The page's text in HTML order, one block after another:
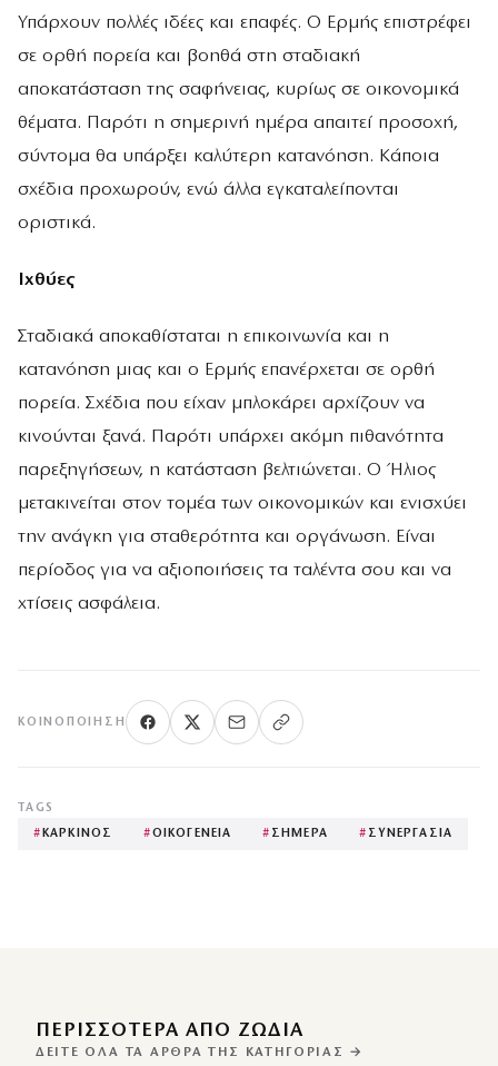
Υπάρχουν πολλές ιδέες και επαφές. Ο Ερμής επιστρέφει
σε ορθή πορεία και βοηθά στη σταδιακή
αποκατάσταση της σαφήνειας, κυρίως σε οικονομικά
θέματα. Παρότι η σημερινή ημέρα απαιτεί προσοχή,
σύντομα θα υπάρξει καλύτερη κατανόηση. Κάποια
σχέδια προχωρούν, ενώ άλλα εγκαταλείπονται
οριστικά.
Ιχθύες
Σταδιακά αποκαθίσταται η επικοινωνία και η
κατανόηση μιας και ο Ερμής επανέρχεται σε ορθή
πορεία. Σχέδια που είχαν μπλοκάρει αρχίζουν να
κινούνται ξανά. Παρότι υπάρχει ακόμη πιθανότητα
παρεξηγήσεων, η κατάσταση βελτιώνεται. Ο Ήλιος
μετακινείται στον τομέα των οικονομικών και ενισχύει
την ανάγκη για σταθερότητα και οργάνωση. Είναι
περίοδος για να αξιοποιήσεις τα ταλέντα σου και να
χτίσεις ασφάλεια.
ΚΟΙΝΟΠΟΊΗΣΗ
TAGS
# ΚΑΡΚΙΝΟΣ #ΟΙΚΟΓΕΝΕΙΑ # ΣΗΜΕΡΑ # ΣΥΝΕΡΓΑΣΙΑ
ΠΕΡΙΣΣΌΤΕΡΑ ΑΠΌ ΖΩΔΙΑ
ΔΕΊΤΕ ΌΛΑ ΤΑ ΆΡΘΡΑ ΤΗΣ ΚΑΤΗΓΟΡΊΑΣ →